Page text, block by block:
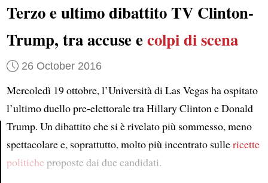
Terzo e ultimo dibattito TV Clinton-
Trump, tra accuse ecolpi di scena
26 October 2016
Mercoledì 19 ottobre, l’Università di Las Vegas ha ospitato
l’ultimo duello pre-elettorale tra Hillary Clinton e Donald
Trump. Un dibattito che si è rivelato più sommesso, meno
spettacolare e, soprattutto, molto più incentrato sullericette
politiche proposte dai due candidati.